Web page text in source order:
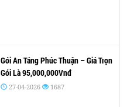
Gói An Táng Phúc Thuận – Giá Trọn
Gói Là 95,000,000Vnđ
27-04-2026 1687